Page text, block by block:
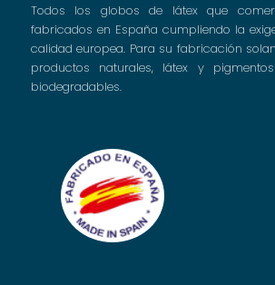
Todos los globos de látex que
fabricados en España cumpliendo la
calidad europea. Para su fabricación
productos naturales, látex y
biodegradables.